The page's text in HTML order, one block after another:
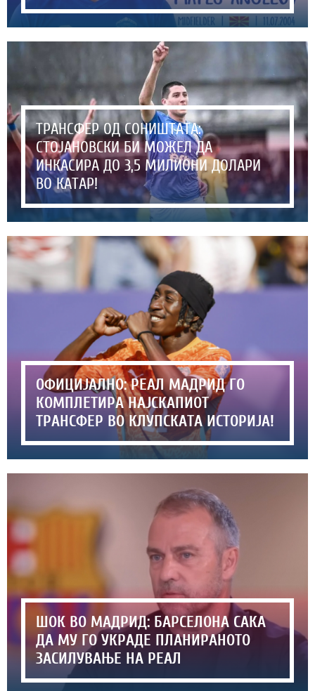
ТРАНСФЕР ОД СОНИШТАТА:
СТОЈАНОВСКИ БИ МОЖЕЛ ДА
ИНКАСИРА ДО 3,5 МИЛИОНИ ДОЛАРИ
ВО КАТАР!
ОФИЦИЈАЛНО: РЕАЛ МАДРИД ГО
КОМПЛЕТИРА НАЈСКАПИОТ
ТРАНСФЕР ВО КЛУПСКАТА ИСТОРИЈА!
ШОК ВО МАДРИД: БАРСЕЛОНА САКА
ДА МУ ГО УКРАДЕ ПЛАНИРАНОТО
ЗАСИЛУВАЊЕ НА РЕАЛ